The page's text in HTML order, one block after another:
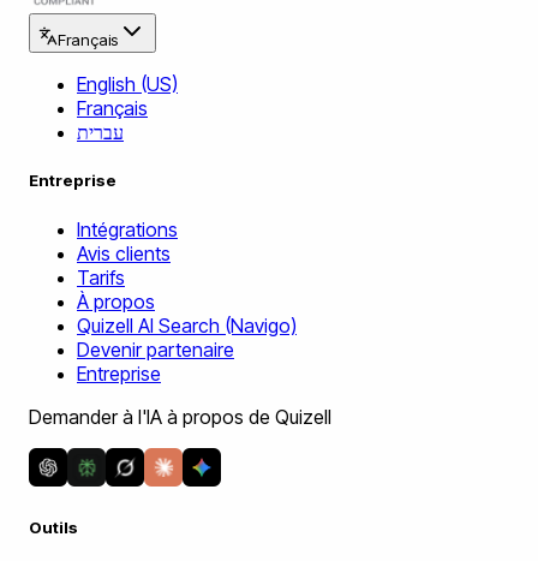
Français
English (US)
Français
עברית
Entreprise
Intégrations
Avis clients
Tarifs
À propos
Quizell AI Search (Navigo)
Devenir partenaire
Entreprise
Demander à l'IA à propos de Quizell
Outils